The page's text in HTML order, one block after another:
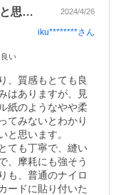
品質も良くプレゼントにも好適だと思います 2024/4/26
iku********さん
い
、質感もとても良
はありますが、見
紙のようなやや柔
てみないとわかり
と思います。
ても丁寧で、縫い
、摩耗にも強そう
も、普通のナイロ
ードに貼り付いた